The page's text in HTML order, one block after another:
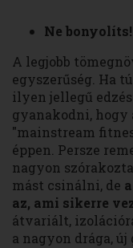
Ne bonyolíts!
A legjobb
egyszerűség. Ha
ilyen jellegű
gyanakodni,
"mainstream
éppen. Persze
nagyon
mást csinálni, de
az, ami sikerre
átvariált,
a nagyon drága, új